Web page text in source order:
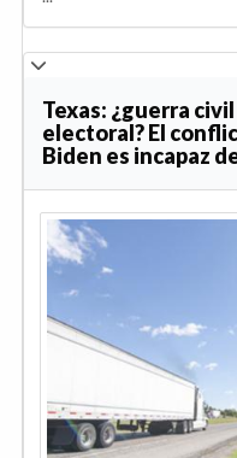
Texas: ¿guerra
electoral? El
Biden es incapaz